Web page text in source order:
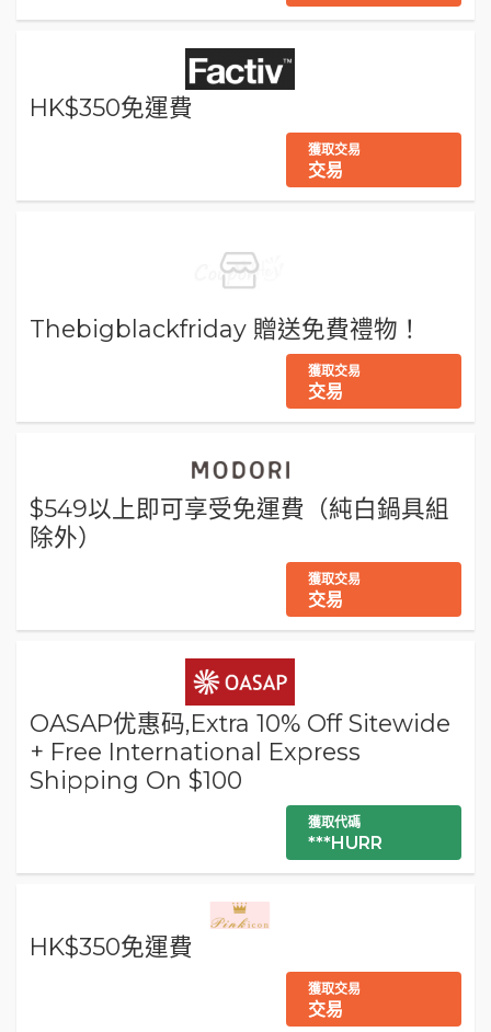
HK$350免運費
獲取交易
交易
Thebigblackfriday 贈送免費禮物！
獲取交易
交易
$549以上即可享受免運費（純白鍋具組
除外）
獲取交易
交易
OASAP优惠码,Extra 10% Off Sitewide
+ Free International Express
Shipping On $100
獲取代碼
***HURR
HK$350免運費
獲取交易
交易